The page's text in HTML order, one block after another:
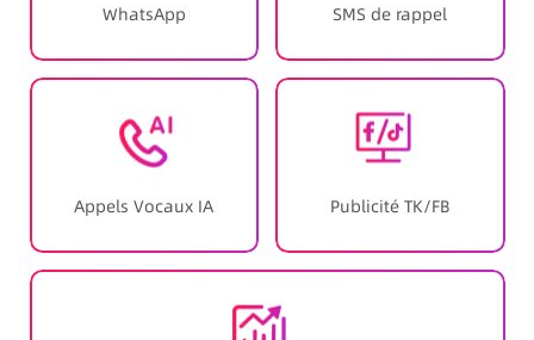
WhatsApp SMS de rappel
Appels Vocaux IA Publicité TK/FB